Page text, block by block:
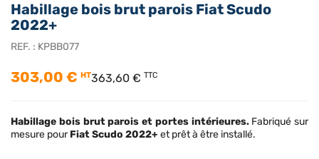
Habillage bois brut parois Fiat Scudo
2022+
REF. : KPBB077
303,00 € HT363,60 € TTC
Habillage bois brutparois et portes intérieures. Fabriqué sur
mesure pourFiat Scudo 2022+ et prêt à être installé.